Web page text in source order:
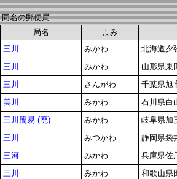
同名の郵便局
局名
よみ
三川
みかわ
北海道夕
三川
みかわ
山形県東
三川
さんがわ
千葉県旭
美川
みかわ
石川県白
三川簡易 (廃)
みかわ
岐阜県加
三川
みつかわ
静岡県袋
三河
みかわ
兵庫県佐
三川
みかわ
和歌山県